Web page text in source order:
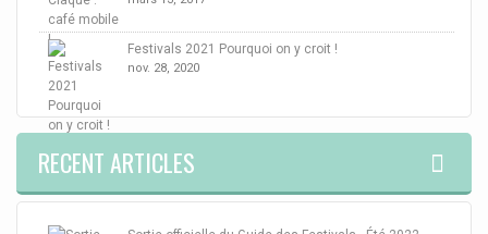
Festivals 2021 Pourquoi on y croit !
nov. 28, 2020
RECENT ARTICLES